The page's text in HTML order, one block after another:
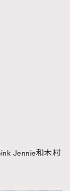
Jennie和木村